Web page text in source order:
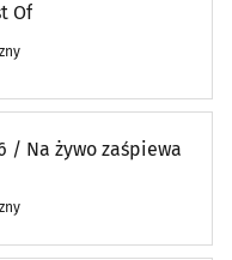
Of
/ Na żywo zaśpiewa